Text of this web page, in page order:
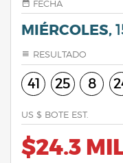
FECHA
MIÉRCOLES,
RESULTADO
41 25 8
US $ BOTE EST.
$24.3